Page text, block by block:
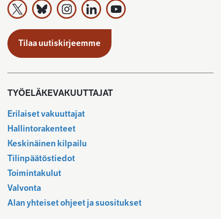
Työeläkevakuuttajat TELA ry X:ssä
Työeläkevakuuttajat TELA ry Bluesky:ssa
Työeläkevakuuttajat TELA ry
Työeläkevakuuttajat TELA ry
Työeläkevakuuttajat TELA ry
Tilaa uutiskirjeemme
TYÖELÄKEVAKUUTTAJAT
Erilaiset vakuuttajat
Hallintorakenteet
Keskinäinen kilpailu
Tilinpäätöstiedot
Toimintakulut
Valvonta
Alan yhteiset ohjeet ja suositukset